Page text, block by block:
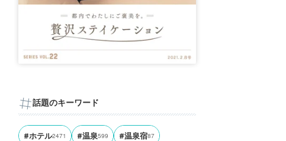
話題のキーワード
#ホテル2471 #温泉599 #温泉宿87